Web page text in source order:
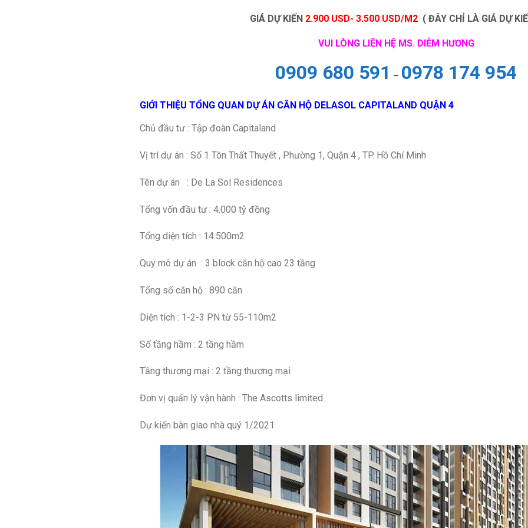
GIÁ DỰ KIẾN 2.900 USD- 3.500 USD/M2( ĐÂY CHỈ LÀ GIÁ DỰ
VUI LÒNG LIÊN HỆ MS. DIỄM HƯƠNG
0909 680 591 – 0978 174 954
GIỚI THIỆU TỔNG QUAN DỰ ÁN CĂN HỘ DELASOL CAPITALAND QUẬN 4
Chủ đầu tư : Tập đoàn Capitaland
Vị trí dự án : Số 1 Tôn Thất Thuyết , Phường 1, Quận 4 , TP. Hồ Chí Minh
Tên dự án : De La Sol Residences
Tổng vốn đầu tư : 4.000 tỷ đồng
Tổng diện tích : 14.500m2
Quy mô dự án : 3 block căn hộ cao 23 tầng
Tổng số căn hộ : 890 căn
Diện tích : 1-2-3 PN từ 55-110m2
Số tầng hầm : 2 tầng hầm
Tầng thương mại : 2 tầng thương mại
Đơn vị quản lý vận hành : The Ascotts limited
Dự kiến bàn giao nhà quý 1/2021